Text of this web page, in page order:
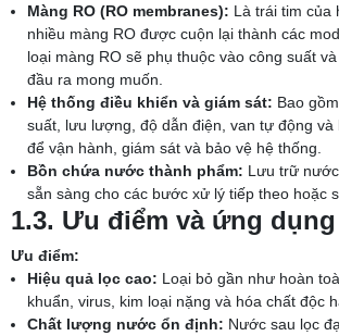
Màng RO (RO membranes): Là trái tim của
nhiều màng RO được cuộn lại thành các
loại màng RO sẽ phụ thuộc vào công suất
đầu ra mong muốn.
Hệ thống điều khiển và giám sát: Bao
suất, lưu lượng, độ dẫn điện, van tự động và
để vận hành, giám sát và bảo vệ hệ thống.
Bồn chứa nước thành phẩm: Lưu trữ
sẵn sàng cho các bước xử lý tiếp theo hoặc
1.3. Ưu điểm và ứng dụng
Ưu điểm:
Hiệu quả lọc cao: Loại bỏ gần như hoàn
khuẩn, virus, kim loại nặng và hóa chất độc
Chất lượng nước ổn định: Nước sau lọc